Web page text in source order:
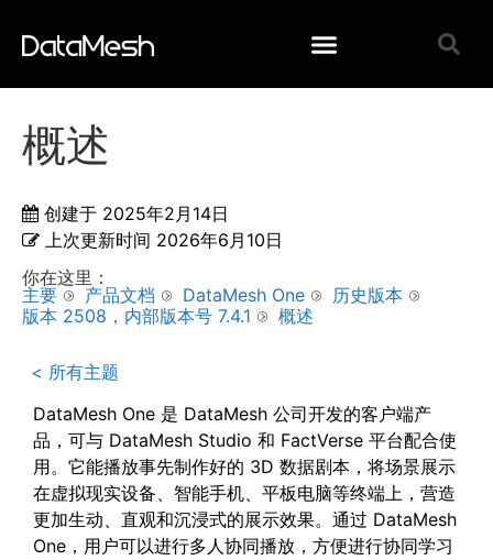
概述
创建于 2025年2月14日
上次更新时间 2026年6月10日
你在这里：
主要
产品文档 DataMesh One
历史版本
版本 2508，内部版本号 7.4.1
概述
< 所有主题
DataMesh One 是 DataMesh 公司开发的客户端产
品，可与 DataMesh Studio 和 FactVerse 平台配合使
用。它能播放事先制作好的 3D 数据剧本，将场景展示
在虚拟现实设备、智能手机、平板电脑等终端上，营造
更加生动、直观和沉浸式的展示效果。通过 DataMesh
One，用户可以进行多人协同播放，方便进行协同学习